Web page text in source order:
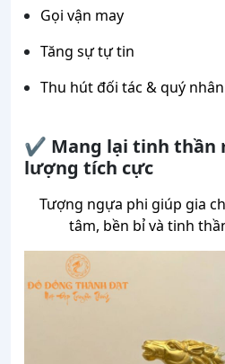
Gọi vận may
Tăng sự tự tin
Thu hút đối tác & quý nhân
✔ Mang lại tinh thần
lượng tích cực
Tượng ngựa phi giúp gia
tâm, bền bỉ và tinh